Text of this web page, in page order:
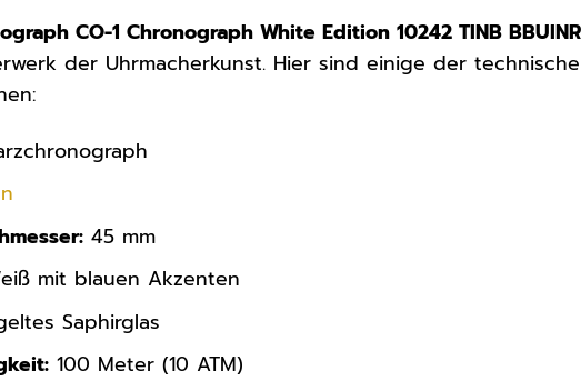
CO-1 Chronograph White Edition 10242 TINB BBUINR
der Uhrmacherkunst. Hier sind einige der
45 mm
mit blauen Akzenten
Saphirglas
100 Meter (10 ATM)